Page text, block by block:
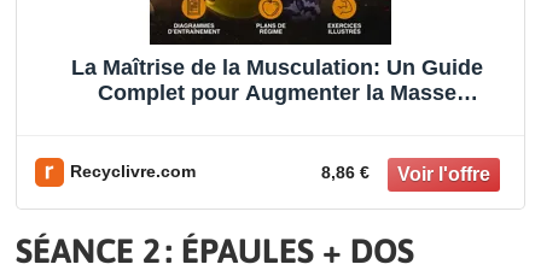
La Maîtrise de la Musculation: Un Guide
Complet pour Augmenter la Masse
Recyclivre.com 8,86 €
SÉANCE 2 : ÉPAULES + DOS